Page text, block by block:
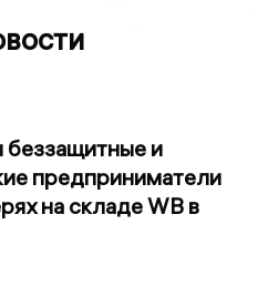
беззащитные и
предприниматели
на складе WB в